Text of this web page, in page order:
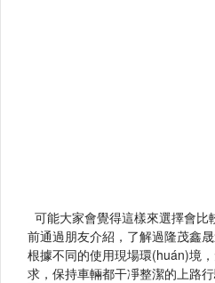
可能大家會覺得這樣來選擇會比
前通過朋友介紹，了解過隆茂
根據不同的使用現場環(huán)境
求，保持車輛都干凈整潔的上路行